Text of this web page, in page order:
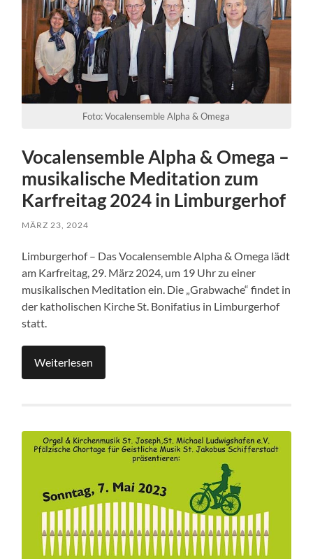
Foto: Vocalensemble Alpha & Omega
Vocalensemble Alpha & Omega –
musikalische Meditation zum
Karfreitag 2024 in Limburgerhof
MÄRZ 23, 2024
Limburgerhof – Das Vocalensemble Alpha & Omega lädt
am Karfreitag, 29. März 2024, um 19 Uhr zu einer
musikalischen Meditation ein. Die „Grabwache“ findet in
der katholischen Kirche St. Bonifatius in Limburgerhof
statt.
Weiterlesen